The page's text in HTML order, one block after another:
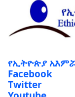
የኢትዮጵያ
Facebook
Twitter